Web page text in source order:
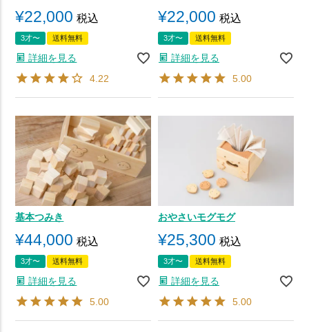
¥22,000 税込
3才〜 送料無料
詳細を見る
4.22
¥22,000 税込
3才〜 送料無料
詳細を見る
5.00
基本つみき
¥44,000 税込
3才〜 送料無料
詳細を見る
5.00
おやさいモグモグ
¥25,300 税込
3才〜 送料無料
詳細を見る
5.00